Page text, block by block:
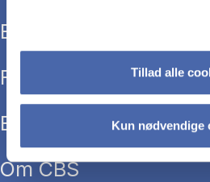
Tillad alle
Kun nødvendige
Efteruddannelse
Forskning
Bibliotek
Om CBS